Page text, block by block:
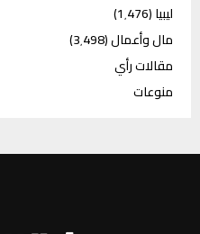
ليبيا(1٬476)
مال وأعمال(3٬498)
مقالات رأي
منوعات